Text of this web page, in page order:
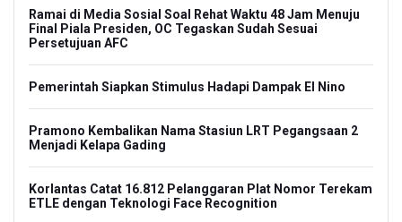
Ramai di Media Sosial Soal Rehat Waktu 48 Jam Menuju
Final Piala Presiden, OC Tegaskan Sudah Sesuai
Persetujuan AFC
Pemerintah Siapkan Stimulus Hadapi Dampak El Nino
Pramono Kembalikan Nama Stasiun LRT Pegangsaan 2
Menjadi Kelapa Gading
Korlantas Catat 16.812 Pelanggaran Plat Nomor Terekam
ETLE dengan Teknologi Face Recognition